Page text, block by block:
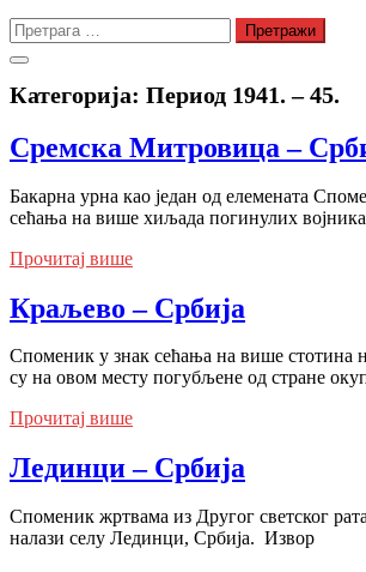
Претрага
за:
Категорија: Период 1941. – 45.
Сремска Митровица –
Бакарна урна као један од елемената
сећања на више хиљада погинулих
Прочитај више
Краљево – Србија
Споменик у знак сећања на више стотина
су на овом месту погубљене од стране
Прочитај више
Лединци – Србија
Споменик жртвама из Другог светског
налази селу Лединци, Србија. Извор